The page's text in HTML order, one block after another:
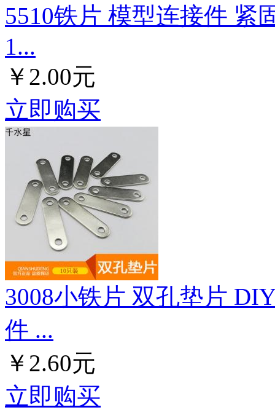
5510铁片 模型连接件 紧
1...
￥2.00元
立即购买
3008小铁片 双孔垫片
件 ...
￥2.60元
立即购买